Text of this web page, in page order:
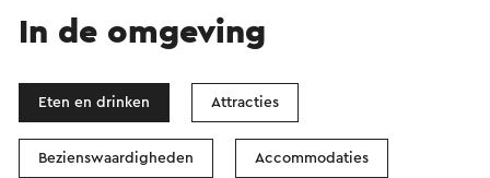
In de omgeving
Eten en drinken Attracties
Bezienswaardigheden Accommodaties